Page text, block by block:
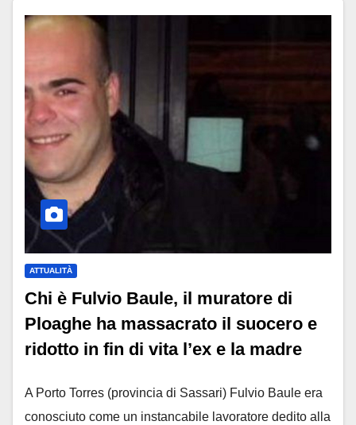
ATTUALITÀ
Chi è Fulvio Baule, il muratore di
Ploaghe ha massacrato il suocero e
ridotto in fin di vita l’ex e la madre
A Porto Torres (provincia di Sassari) Fulvio Baule era
conosciuto come un instancabile lavoratore dedito alla